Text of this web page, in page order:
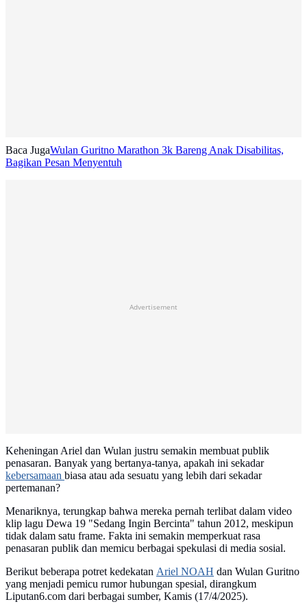
Baca JugaWulan Guritno Marathon 3k Bareng Anak Disabilitas,
Bagikan Pesan Menyentuh
Advertisement
Keheningan Ariel dan Wulan justru semakin membuat publik
penasaran. Banyak yang bertanya-tanya, apakah ini sekadar
kebersamaan biasa atau ada sesuatu yang lebih dari sekadar
pertemanan?
Menariknya, terungkap bahwa mereka pernah terlibat dalam video
klip lagu Dewa 19 "Sedang Ingin Bercinta" tahun 2012, meskipun
tidak dalam satu frame. Fakta ini semakin memperkuat rasa
penasaran publik dan memicu berbagai spekulasi di media sosial.
Berikut beberapa potret kedekatan Ariel NOAH dan Wulan Guritno
yang menjadi pemicu rumor hubungan spesial, dirangkum
Liputan6.com dari berbagai sumber, Kamis (17/4/2025).